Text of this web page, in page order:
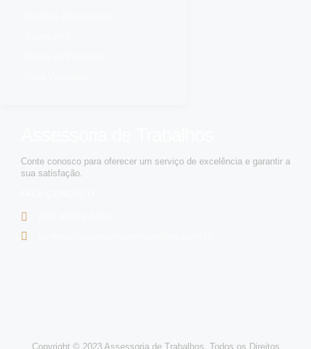
Conte conosco para oferecer um serviço de excelência e garantir a
sua satisfação.
Copyright © 2023 Assessoria de Trabalhos. Todos os Direitos